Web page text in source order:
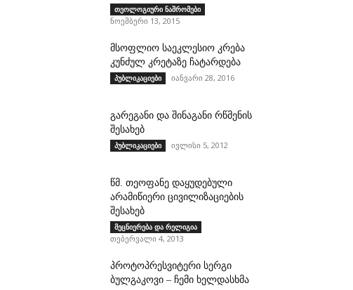
თეოლოგიური ნაშრომები
ნოემბერი 13, 2015
მსოფლიო საეკლესიო კრება
კუნძულ კრეტაზე ჩატარდება
პუბლიკაციები იანვარი 28, 2016
გარეგანი და შინაგანი რწმენის
შესახებ
პუბლიკაციები ივლისი 5, 2012
წმ. თეოფანე დაყუდებული
არამიწიერი ცივილიზაციების
შესახებ
მეცნიერება და რელიგია
თებერვალი 4, 2013
პროტოპრესვიტერი სერგი
ბულგაკოვი – ჩემი ხელდასხმა